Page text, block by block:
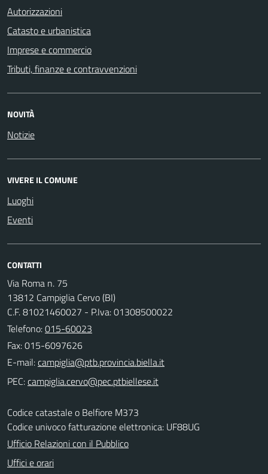
Autorizzazioni
Catasto e urbanistica
Imprese e commercio
Tributi, finanze e contravvenzioni
NOVITÀ
Notizie
VIVERE IL COMUNE
Luoghi
Eventi
CONTATTI
Via Roma n. 75
13812 Campiglia Cervo (BI)
C.F. 81021460027 - P.Iva: 01308500022
Telefono:015-60023
Fax: 015-6097626
E-mail:
PEC:
Codice catastale o Belfiore M373
Codice univoco fatturazione elettronica: UF88UG
Ufficio Relazioni con il Pubblico
Uffici e orari